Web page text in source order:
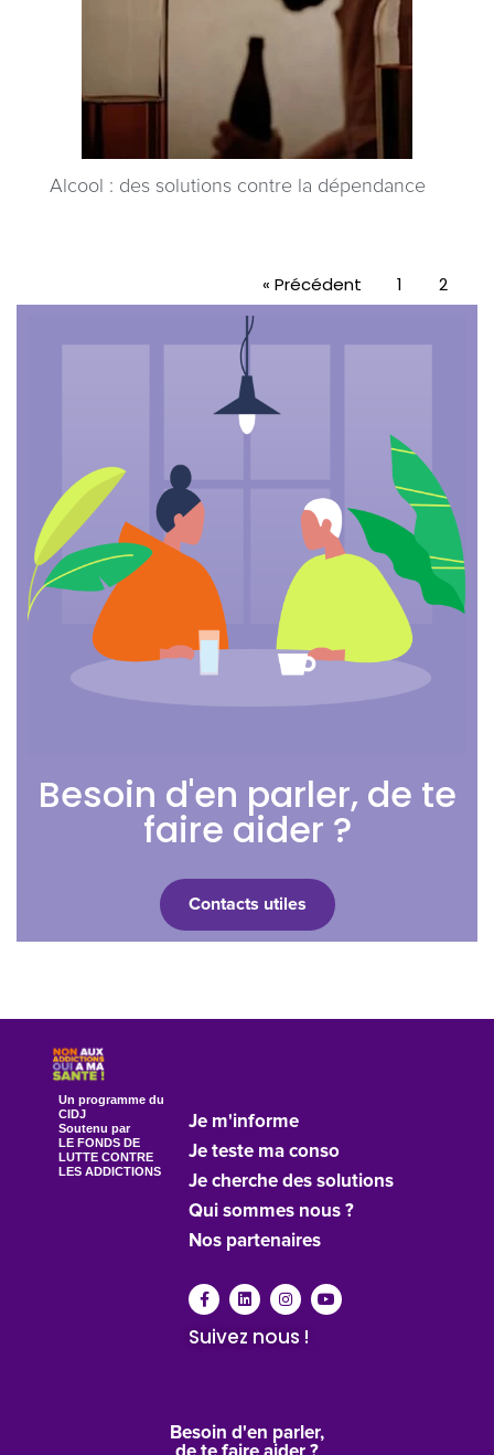
Alcool : des solutions contre la dépendance
« Précédent 1 2
Besoin d'en parler, de te
faire aider ?
Contacts utiles
Un programme du
CIDJ
Soutenu par
LE FONDS DE
LUTTE CONTRE
LES ADDICTIONS
Je m'informe
Je teste ma conso
Je cherche des solutions
Qui sommes nous ?
Nos partenaires
Suivez nous !
Besoin d'en parler,